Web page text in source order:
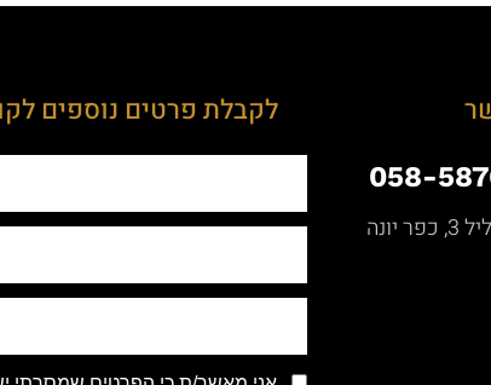
058-
יונה
לקבלת פרטים נוספים